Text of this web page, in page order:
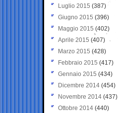
Luglio 2015 (387)
Giugno 2015 (396)
Maggio 2015 (402)
Aprile 2015 (407)
Marzo 2015 (428)
Febbraio 2015 (417)
Gennaio 2015 (434)
Dicembre 2014 (454)
Novembre 2014 (437)
Ottobre 2014 (440)